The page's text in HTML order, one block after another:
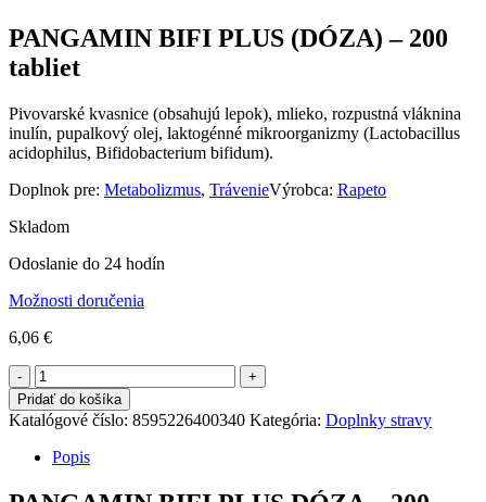
PANGAMIN BIFI PLUS (DÓZA) – 200
tabliet
Pivovarské kvasnice (obsahujú lepok), mlieko, rozpustná vláknina
inulín, pupalkový olej, laktogénné mikroorganizmy (Lactobacillus
acidophilus, Bifidobacterium bifidum).
Doplnok pre: Metabolizmus, TrávenieVýrobca: Rapeto
Skladom
Odoslanie do 24 hodín
Možnosti doručenia
6,06 €
Počet
Pridať do košíka
Katalógové číslo: 8595226400340 Kategória: Doplnky stravy
Popis